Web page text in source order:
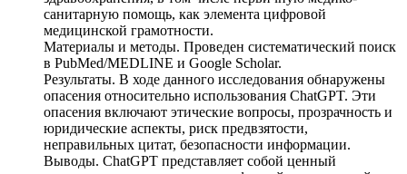
санитарную помощь, как элемента цифровой
медицинской грамотности.
Материалы и методы. Проведен систематический поиск
в PubMed/MEDLINE и Google Scholar.
Результаты. В ходе данного исследования обнаружены
опасения относительно использования ChatGPT. Эти
опасения включают этические вопросы, прозрачность и
юридические аспекты, риск предвзятости,
неправильных цитат, безопасности информации.
Выводы. ChatGPT представляет собой ценный